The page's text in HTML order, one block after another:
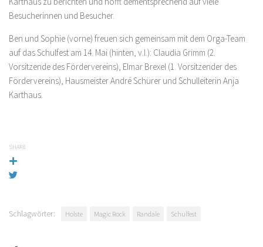
Besucherinnen und Besucher.
Ben und Sophie (vorne) freuen sich gemeinsam mit dem Orga-Team
auf das Schulfest am 14. Mai (hinten, v.l.): Claudia Grimm (2.
Vorsitzende des Fördervereins), Elmar Brexel (1. Vorsitzender des
Fördervereins), Hausmeister André Schürer und Schulleiterin Anja
Karthaus.
SHARE
Schlagwörter: Holste Magic Rock Randale Schulfest